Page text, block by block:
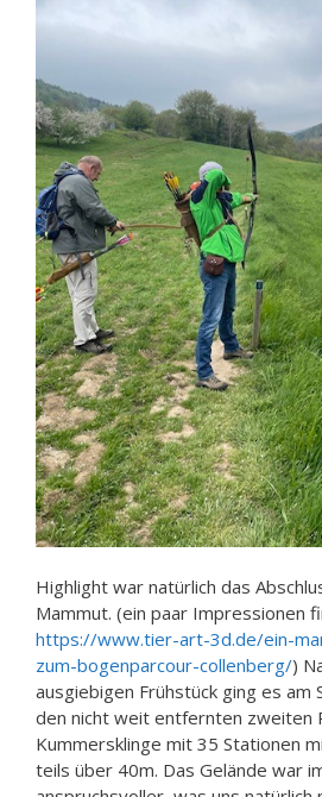
Highlight war natürlich das
Mammut. (ein paar Impressionen
https://www.tier-art-3d.de/ein-
zum-bogenparcour-collenberg/)
ausgiebigen Frühstück ging es am
den nicht weit entfernten zweiten
Kummersklinge mit 35 Stationen
teils über 40m. Das Gelände war